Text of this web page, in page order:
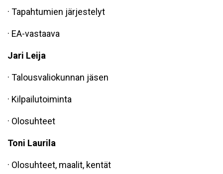
· Tapahtumien järjestelyt
· EA-vastaava
Jari Leija
· Talousvaliokunnan jäsen
· Kilpailutoiminta
· Olosuhteet
Toni Laurila
· Olosuhteet, maalit, kentät